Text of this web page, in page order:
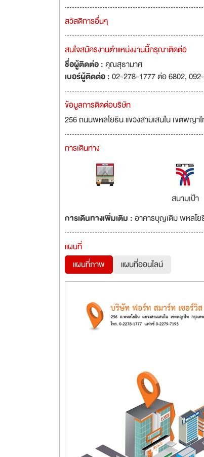
สวัสดิการอื่นๆ
สนใจสมัครงานตำแหน่งงานนี้กรุณาติดต่อ
ชื่อผู้ติดต่อ :คุณสุธามาศ
เบอร์ผู้ติดต่อ :02-278-1777 ต่อ 6802,
ข้อมูลการติดต่อบริษัท
256 ถนนพหลโยธิน แขวงสามเสนใน เขตพญา
การเดินทาง
สนามเป้า
การเดินทางเพิ่มเติม :อาคารบุญเติม พหลโย
แผนที่
แผนที่ภาพ
แผนที่ออนไลน์